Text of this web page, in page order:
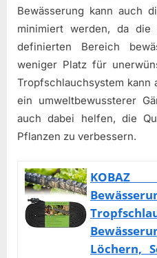
Bewässerung kann auch
minimiert werden, da
definierten Bereich
weniger Platz für
Tropfschlauchsystem
ein umweltbewussterer
auch dabei helfen, die
Pflanzen zu verbessern.
Löchern,